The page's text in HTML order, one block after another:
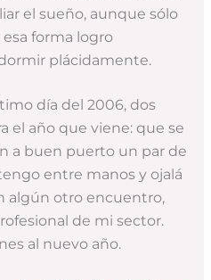
el sueño, aunque sólo
forma logro
plácidamente.
día del 2006, dos
el año que viene: que se
a buen puerto un par de
entre manos y ojalá
algún otro encuentro,
de mi sector.
al nuevo año.